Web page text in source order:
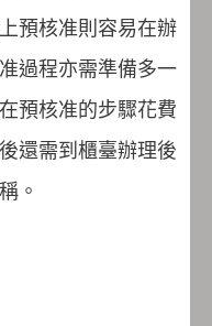
預核准則容易在辦
過程亦需準備多一
預核准的步驟花費
還需到櫃臺辦理後
。